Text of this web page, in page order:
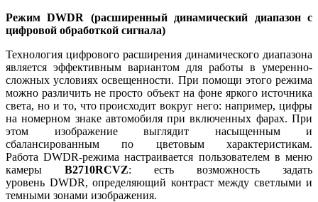
Режим DWDR (расширенный динамический диапазон с
цифровой обработкой сигнала)
Технология цифрового расширения динамического диапазона
является эффективным вариантом для работы в умеренно-
сложных условиях освещенности. При помощи этого режима
можно различить не просто объект на фоне яркого источника
света, но и то, что происходит вокруг него: например, цифры
на номерном знаке автомобиля при включенных фарах. При
этом изображение выглядит насыщенным и
сбалансированным по цветовым характеристикам.
Работа DWDR-режима настраивается пользователем в меню
камеры B2710RCVZ: есть возможность задать
уровень DWDR, определяющий контраст между светлыми и
темными зонами изображения.